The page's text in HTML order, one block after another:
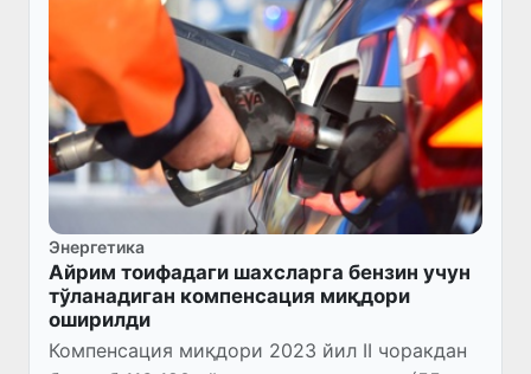
Энергетика
Айрим тоифадаги шахсларга бензин учун
тўланадиган компенсация миқдори
оширилди
Компенсация миқдори 2023 йил II чоракдан